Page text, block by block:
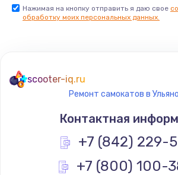
Нажимая на кнопку отправить я даю свое
обработку моих персональных данных.
scooter-iq.ru
Ремонт самокатов в
Контактная
+7 (842) 229-
+7 (800) 100-